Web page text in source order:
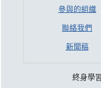
參與的組織
聯絡我們
新聞稿
終身學